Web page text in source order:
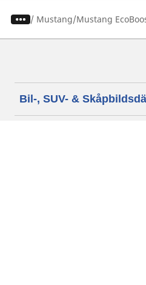
/ Mustang Mustang
Bil-, SUV- &